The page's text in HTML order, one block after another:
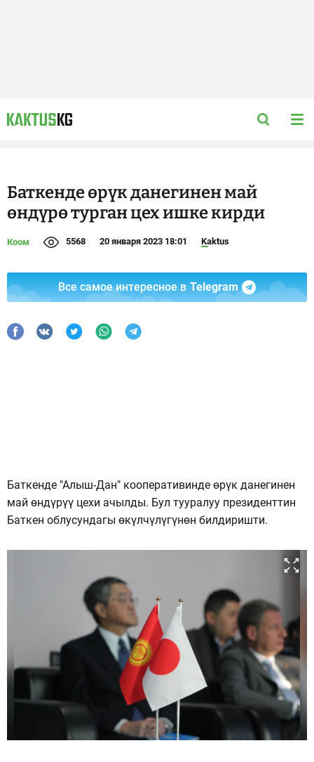
Баткенде өрүк данегинен май
өндүрө турган цех ишке кирди
Коом 5568 20 января 2023 18:01 Kaktus
Все самое интересное в Telegram
Баткенде "Алыш-Дан" кооперативинде өрүк данегинен
май өндүрүү цехи ачылды. Бул тууралуу президенттин
Баткен облусундагы өкүлчүлүгүнөн билдиришти.